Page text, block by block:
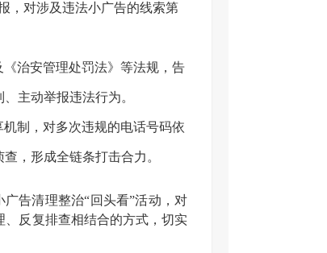
，对涉及违法小广告的线索第
治安管理处罚法》等法规，告
主动举报违法行为。
制，对多次违规的电话号码依
，形成全链条打击合力。
告清理整治“回头看”活动，对
反复排查相结合的方式，切实